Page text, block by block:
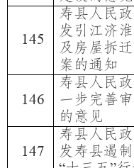
145
寿县人民
发引江济
及房屋拆
案的通知
146
寿县人民
一步完善
的意见
147
寿县人民
发寿县遏